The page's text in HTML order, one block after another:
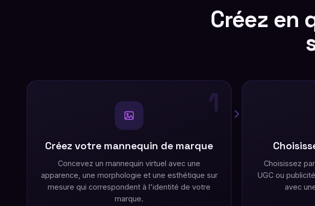
Créez en
1
Créez votre mannequin de marque
Concevez un mannequin virtuel avec une
apparence, une morphologie et une esthétique sur
mesure qui correspondent à l'identité de votre
marque.
Choisissez
UGC ou
avec